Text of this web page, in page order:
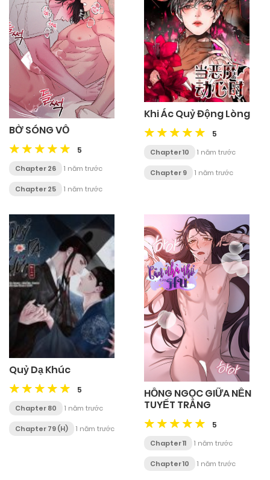
BỜ SÓNG VỖ
5
Chapter 26 1 năm trước
Chapter 25 1 năm trước
Khi Ác Quỷ Động Lòng
5
Chapter 10 1 năm trước
Chapter 9 1 năm trước
Quỷ Dạ Khúc
5
Chapter 80 1 năm trước
Chapter 79 (H) 1 năm trước
HỒNG NGỌC GIỮA NỀN
TUYẾT TRẮNG
5
Chapter 11 1 năm trước
Chapter 10 1 năm trước